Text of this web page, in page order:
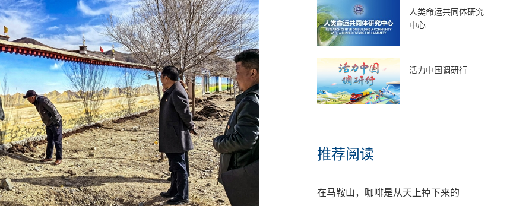
人类命运共同体研究
中心
活力中国调研行
推荐阅读
在马鞍山，咖啡是从天上掉下来的